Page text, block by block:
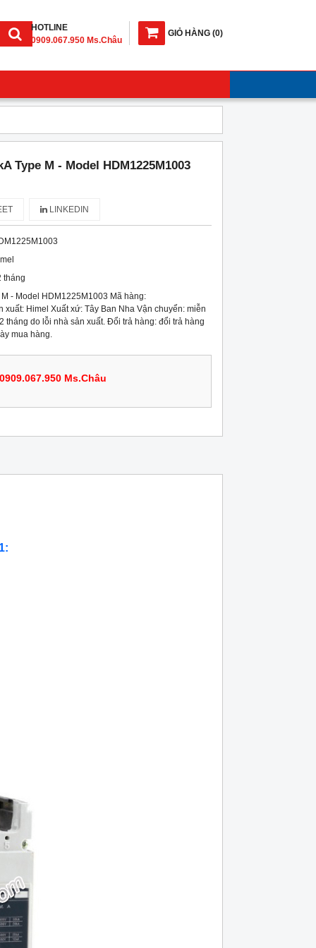
GIỎ HÀNG (0)
HOTLINE
0909.067.950 Ms.Châu
Type M - Model HDM1225M1003
LINKEDIN
tháng
M - Model HDM1225M1003 Mã hàng:
xuất: Himel Xuất xứ: Tây Ban Nha Vận chuyển: miễn
tháng do lỗi nhà sản xuất. Đổi trả hàng: đổi trả hàng
mua hàng.
0909.067.950 Ms.Châu